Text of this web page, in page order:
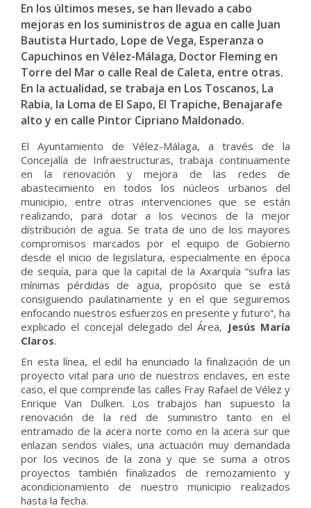
En los últimos meses, se han llevado a cabo
mejoras en los suministros de agua en calle Juan
Bautista Hurtado, Lope de Vega, Esperanza o
Capuchinos en Vélez-Málaga, Doctor Fleming en
Torre del Mar o calle Real de Caleta, entre otras.
En la actualidad, se trabaja en Los Toscanos, La
Rabia, la Loma de El Sapo, El Trapiche, Benajarafe
alto y en calle Pintor Cipriano Maldonado.
El Ayuntamiento de Vélez-Málaga, a través de la
Concejalía de Infraestructuras, trabaja continuamente
en la renovación y mejora de las redes de
abastecimiento en todos los núcleos urbanos del
municipio, entre otras intervenciones que se están
realizando, para dotar a los vecinos de la mejor
distribución de agua. Se trata de uno de los mayores
compromisos marcados por el equipo de Gobierno
desde el inicio de legislatura, especialmente en época
de sequía, para que la capital de la Axarquía “sufra las
mínimas pérdidas de agua, propósito que se está
consiguiendo paulatinamente y en el que seguiremos
enfocando nuestros esfuerzos en presente y futuro”, ha
explicado el concejal delegado del Área, Jesús María
Claros.
En esta línea, el edil ha enunciado la finalización de un
proyecto vital para uno de nuestros enclaves, en este
caso, el que comprende las calles Fray Rafael de Vélez y
Enrique Van Dulken. Los trabajos han supuesto la
renovación de la red de suministro tanto en el
entramado de la acera norte como en la acera sur que
enlazan sendos viales, una actuación muy demandada
por los vecinos de la zona y que se suma a otros
proyectos también finalizados de remozamiento y
acondicionamiento de nuestro municipio realizados
hasta la fecha.